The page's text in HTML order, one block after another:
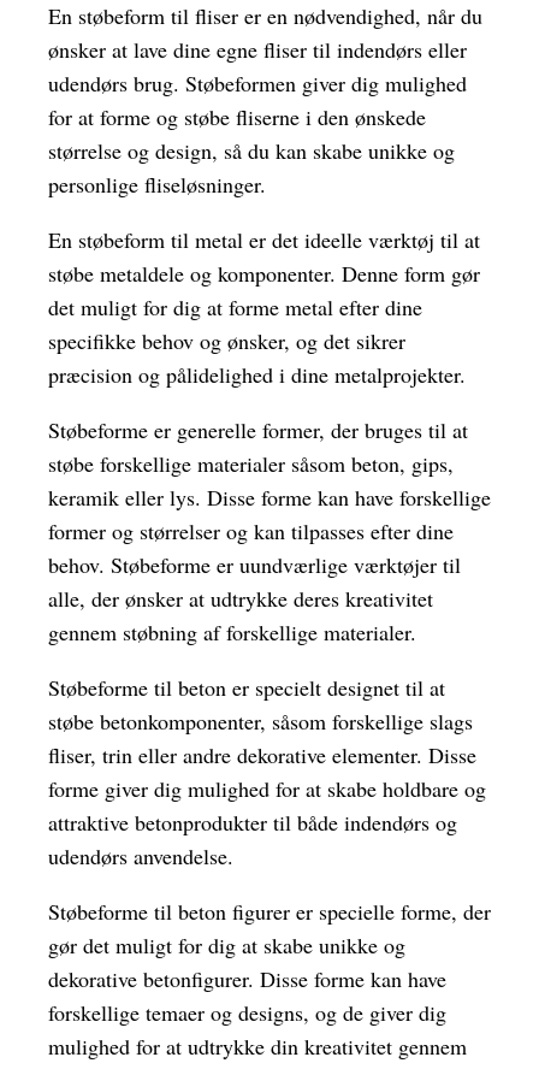
En støbeform til fliser er en nødvendighed, når du
ønsker at lave dine egne fliser til indendørs eller
udendørs brug. Støbeformen giver dig mulighed
for at forme og støbe fliserne i den ønskede
størrelse og design, så du kan skabe unikke og
personlige fliseløsninger.
En støbeform til metal er det ideelle værktøj til at
støbe metaldele og komponenter. Denne form gør
det muligt for dig at forme metal efter dine
specifikke behov og ønsker, og det sikrer
præcision og pålidelighed i dine metalprojekter.
Støbeforme er generelle former, der bruges til at
støbe forskellige materialer såsom beton, gips,
keramik eller lys. Disse forme kan have forskellige
former og størrelser og kan tilpasses efter dine
behov. Støbeforme er uundværlige værktøjer til
alle, der ønsker at udtrykke deres kreativitet
gennem støbning af forskellige materialer.
Støbeforme til beton er specielt designet til at
støbe betonkomponenter, såsom forskellige slags
fliser, trin eller andre dekorative elementer. Disse
forme giver dig mulighed for at skabe holdbare og
attraktive betonprodukter til både indendørs og
udendørs anvendelse.
Støbeforme til beton figurer er specielle forme, der
gør det muligt for dig at skabe unikke og
dekorative betonfigurer. Disse forme kan have
forskellige temaer og designs, og de giver dig
mulighed for at udtrykke din kreativitet gennem